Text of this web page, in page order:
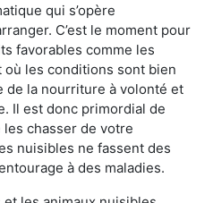
qui s’opère
C’est le moment pour
favorables comme les
où les conditions sont bien
de la nourriture à volonté et
Il est donc primordial de
chasser de votre
nuisibles ne fassent des
à des maladies.